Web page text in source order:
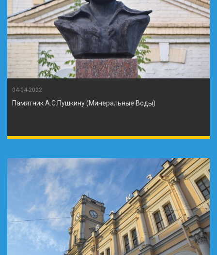
04-04-2022
Памятник А.С.Пушкину (Минеральные Воды)